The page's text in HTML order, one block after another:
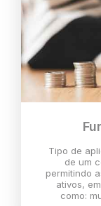
Tipo de
de um
permitindo
ativos,
como: